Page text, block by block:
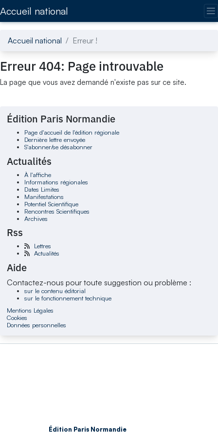
Accueil national
Accueil national Erreur !
Erreur 404: Page introuvable
La page que vous avez demandé n'existe pas sur ce site.
Édition Paris Normandie
Page d'accueil de l'édition régionale
Dernière lettre envoyée
S'abonner/se désabonner
Actualités
À l'affiche
Informations régionales
Dates Limites
Manifestations
Potentiel Scientifique
Rencontres Scientifiques
Archives
Rss
Lettres
Actualités
Aide
Contactez-nous pour toute suggestion ou problème :
sur le contenu éditorial
sur le fonctionnement technique
Mentions Légales
Cookies
Données personnelles
Édition Paris Normandie